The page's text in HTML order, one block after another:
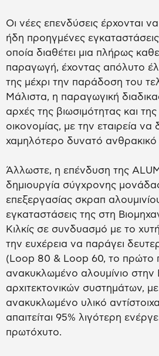
Οι νέες επενδύσεις έρχονται
ήδη προηγμένες εγκαταστάσεις
οποία διαθέτει μια πλήρως
παραγωγή, έχοντας απόλυτο
της μέχρι την παράδοση του
Μάλιστα, η παραγωγική
αρχές της βιωσιμότητας και της
οικονομίας, με την εταιρεία να
χαμηλότερο δυνατό
Άλλωστε, η επένδυση της
δημιουργία σύγχρονης
επεξεργασίας σκραπ
εγκαταστάσεις της στη
Κιλκίς σε συνδυασμό με το
την ευχέρεια να παράγει
(Loop 80 & Loop 60, το πρώτο
ανακυκλωμένο αλουμίνιο στην
αρχιτεκτονικών συστημάτων,
ανακυκλωμένο υλικό
απαιτείται 95% λιγότερη
πρωτόχυτο.